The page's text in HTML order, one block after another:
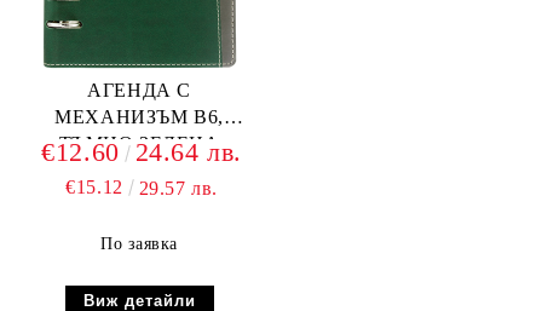
АГЕНДА С
МЕХАНИЗЪМ В6,
ТЪМНО ЗЕЛЕНА
€12.60 24.64 лв.
€15.12 29.57 лв.
По заявка
Виж детайли